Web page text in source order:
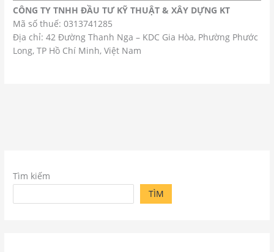
CÔNG TY TNHH ĐẦU TƯ KỸ THUẬT & XÂY DỰNG KT
Mã số thuế: 0313741285
Địa chỉ: 42 Đường Thanh Nga – KDC Gia Hòa, Phường Phước
Long, TP Hồ Chí Minh, Việt Nam
Tìm kiếm
TÌM